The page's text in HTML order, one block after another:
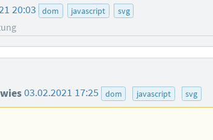
20:03 dom javascript svg
03.02.2021 17:25 dom javascript svg